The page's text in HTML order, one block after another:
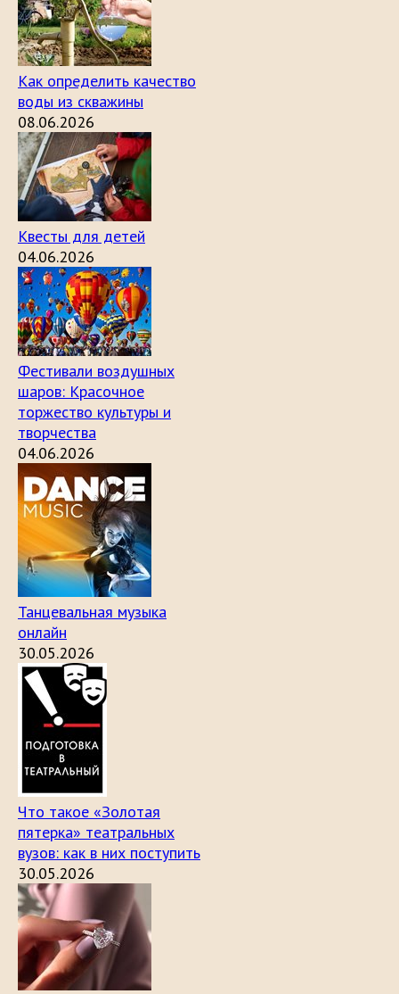
Как определить качество
воды из скважины
08.06.2026
Квесты для детей
04.06.2026
Фестивали воздушных
шаров: Красочное
торжество культуры и
творчества
04.06.2026
Танцевальная музыка
онлайн
30.05.2026
Что такое «Золотая
пятерка» театральных
вузов: как в них поступить
30.05.2026